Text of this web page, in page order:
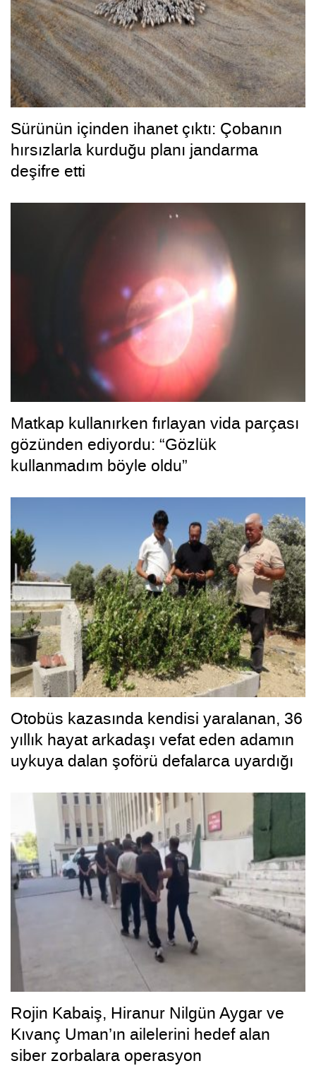
Sürünün içinden ihanet çıktı: Çobanın
hırsızlarla kurduğu planı jandarma
deşifre etti
Matkap kullanırken fırlayan vida parçası
gözünden ediyordu: “Gözlük
kullanmadım böyle oldu”
Otobüs kazasında kendisi yaralanan, 36
yıllık hayat arkadaşı vefat eden adamın
uykuya dalan şoförü defalarca uyardığı
Rojin Kabaiş, Hiranur Nilgün Aygar ve
Kıvanç Uman’ın ailelerini hedef alan
siber zorbalara operasyon